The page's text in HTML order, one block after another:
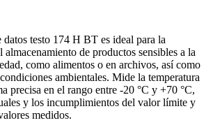
testo 174 H BT es ideal para la
almacenamiento de productos sensibles a la
como alimentos o en archivos, así como
ambientales. Mide la temperatura
precisa en el rango entre -20 °C y +70 °C,
y los incumplimientos del valor límite y
medidos.